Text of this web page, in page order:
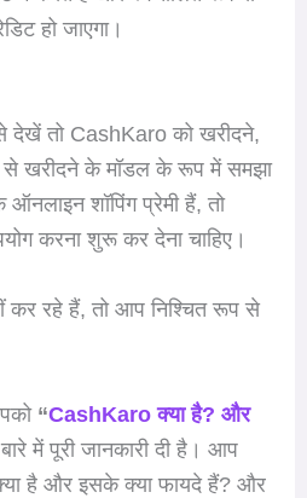
हो जाएगा।
देखें तो CashKaro को खरीदने,
से खरीदने के मॉडल के रूप में समझा
शॉपिंग प्रेमी हैं, तो
करना शुरू कर देना चाहिए।
कर रहे हैं, तो आप निश्चित रूप से
“CashKaro क्या है? और
में पूरी जानकारी दी है। आप
है और इसके क्या फायदे हैं? और